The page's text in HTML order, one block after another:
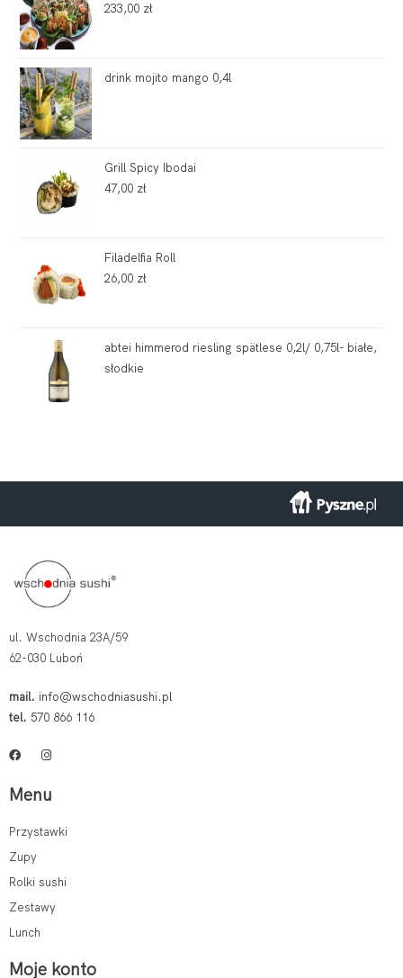
233,00 zł
drink mojito mango 0,4l
Grill Spicy Ibodai
47,00 zł
Filadelfia Roll
26,00 zł
abtei himmerod riesling spätlese 0,2l/ 0,75l- białe,
słodkie
ul. Wschodnia 23A/59
62-030 Luboń
mail. info@wschodniasushi.pl
tel. 570 866 116
Menu
Przystawki
Zupy
Rolki sushi
Zestawy
Lunch
Moje konto